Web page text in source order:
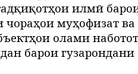
илмӣ
чораҳои муҳофизат ва
олами наботот
барои гузарондани